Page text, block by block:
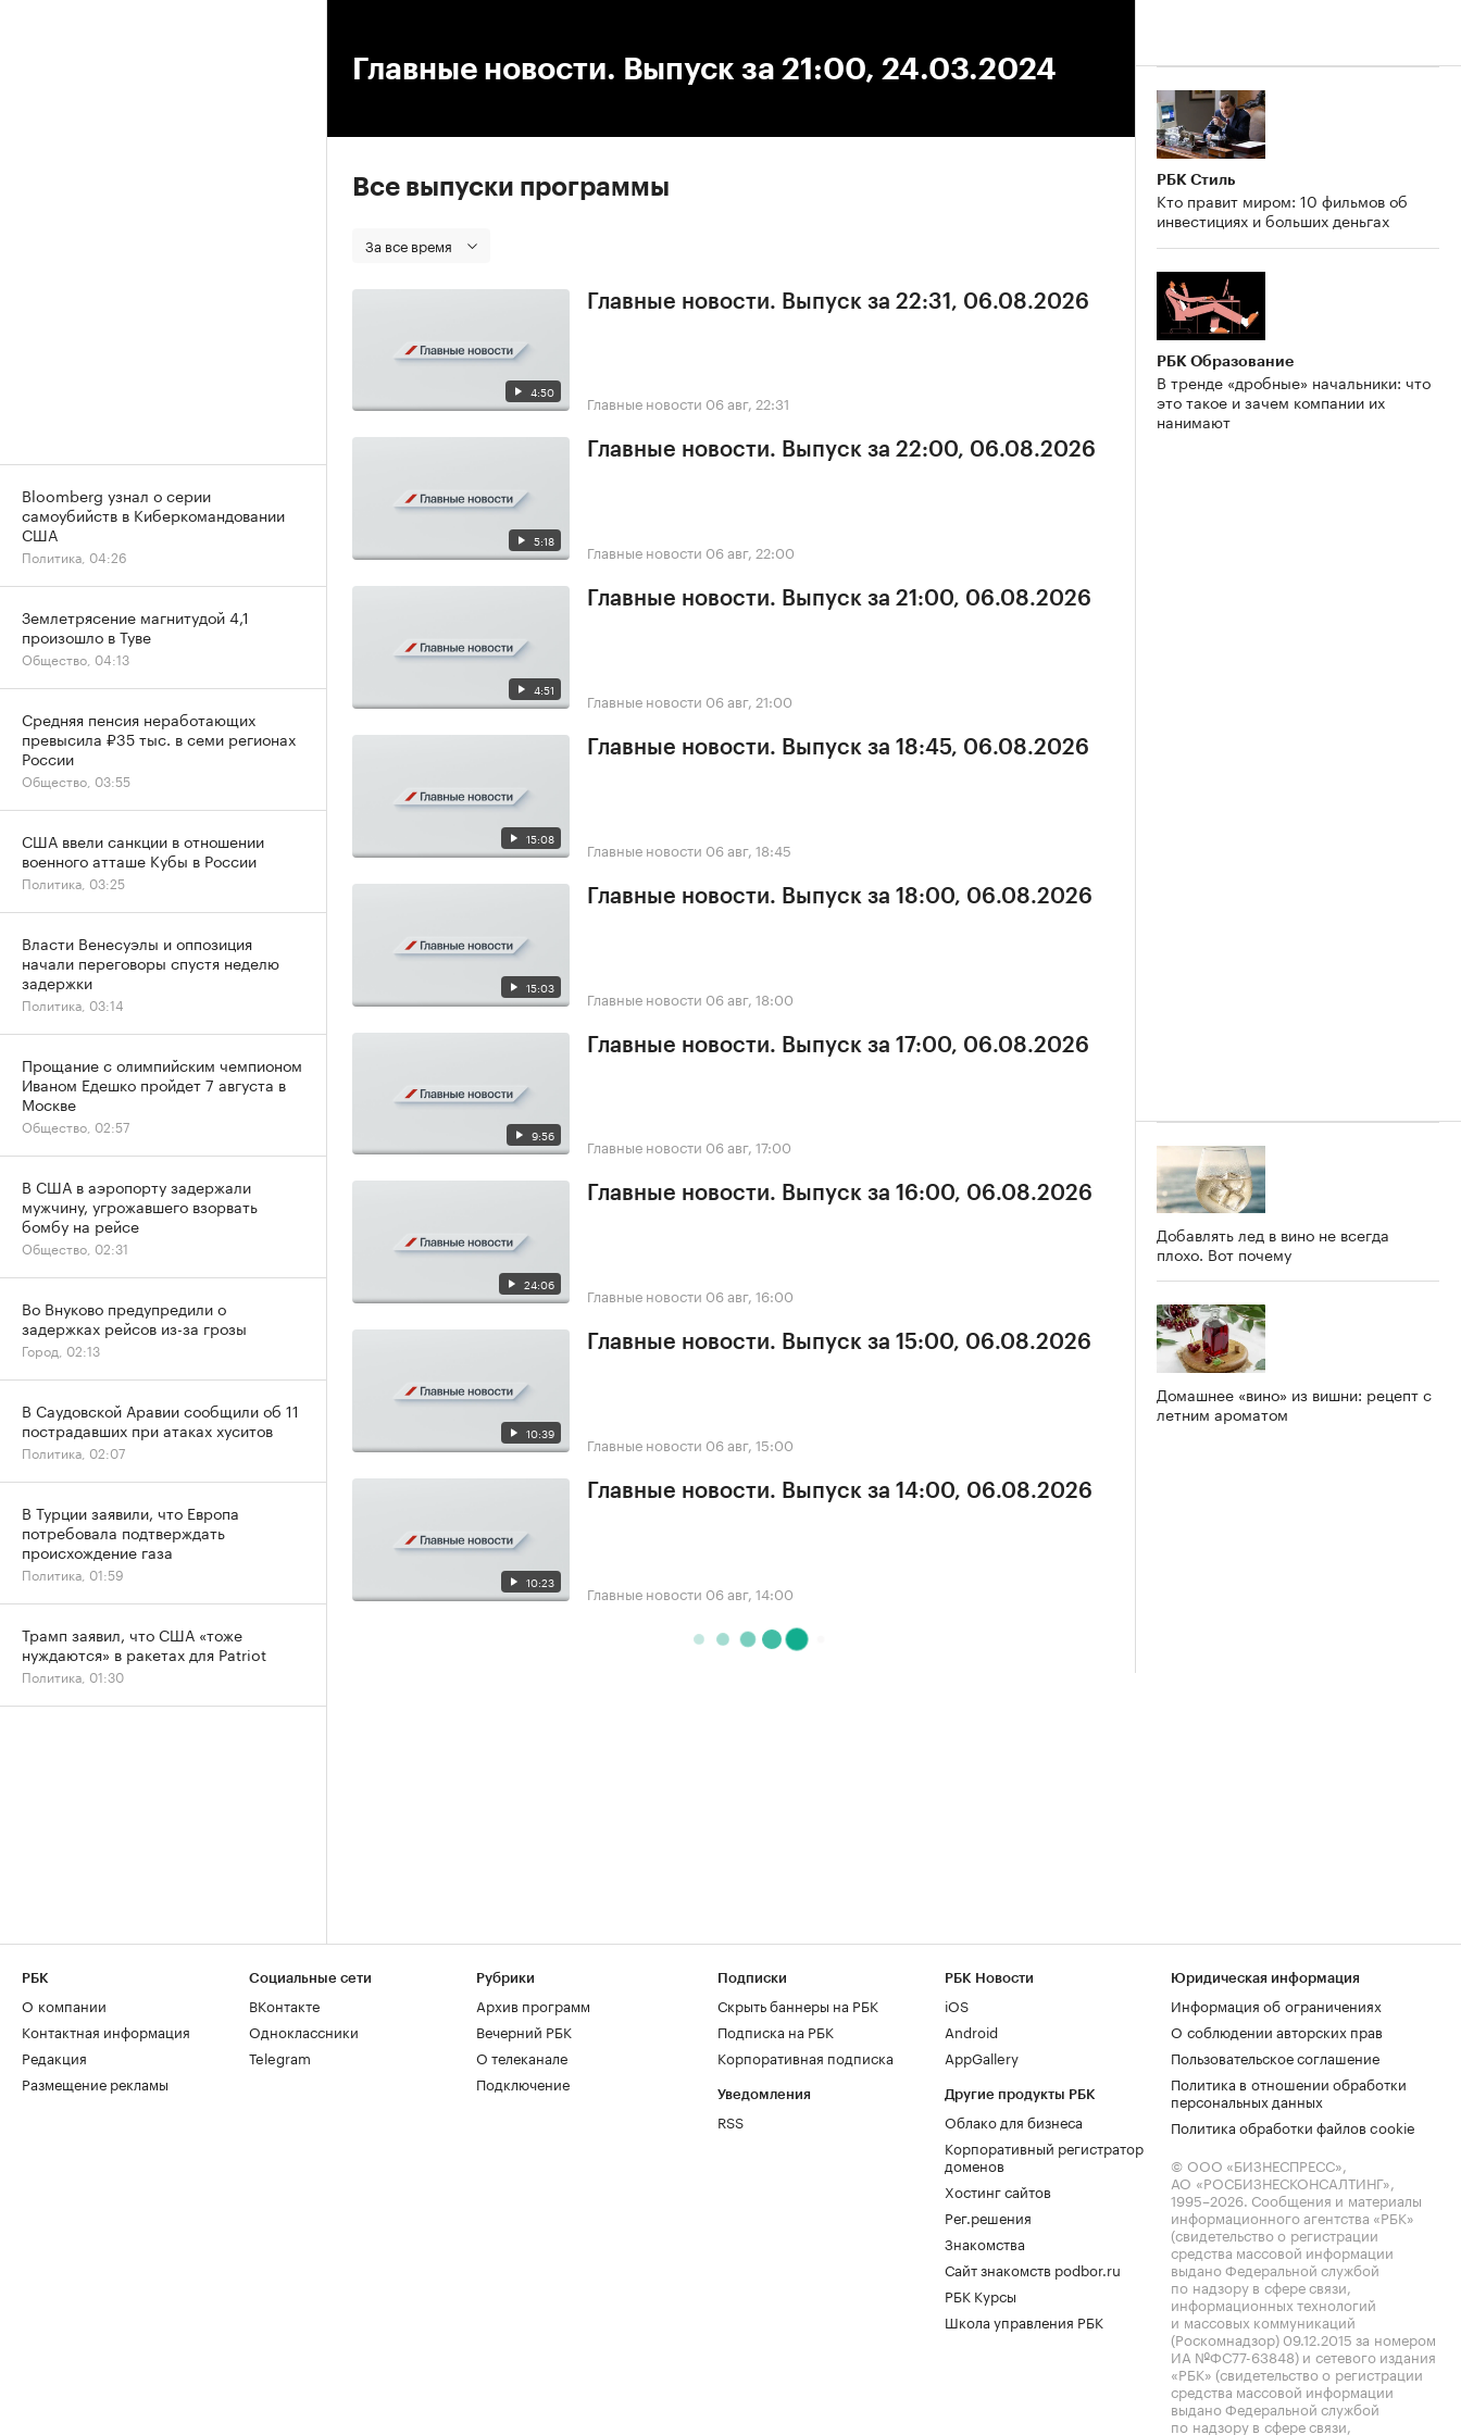
Главные новости. Выпуск за 21:00, 24.03.2024
Все выпуски программы
За все время
4:50
Главные новости. Выпуск за 22:31, 06.08.2026
Главные новости 06 авг, 22:31
5:18
Главные новости. Выпуск за 22:00, 06.08.2026
Главные новости 06 авг, 22:00
4:51
Главные новости. Выпуск за 21:00, 06.08.2026
Главные новости 06 авг, 21:00
15:08
Главные новости. Выпуск за 18:45, 06.08.2026
Главные новости 06 авг, 18:45
15:03
Главные новости. Выпуск за 18:00, 06.08.2026
Главные новости 06 авг, 18:00
9:56
Главные новости. Выпуск за 17:00, 06.08.2026
Главные новости 06 авг, 17:00
24:06
Главные новости. Выпуск за 16:00, 06.08.2026
Главные новости 06 авг, 16:00
10:39
Главные новости. Выпуск за 15:00, 06.08.2026
Главные новости 06 авг, 15:00
10:23
Главные новости. Выпуск за 14:00, 06.08.2026
Главные новости 06 авг, 14:00
РБК Стиль
Кто правит миром: 10 фильмов об
инвестициях и больших деньгах
РБК Образование
В тренде «дробные» начальники: что
это такое и зачем компании их
нанимают
Добавлять лед в вино не всегда
плохо. Вот почему
Домашнее «вино» из вишни: рецепт с
летним ароматом
Bloomberg узнал о серии
самоубийств в Киберкомандовании
США
Политика, 04:26
Землетрясение магнитудой 4,1
произошло в Туве
Общество, 04:13
Средняя пенсия неработающих
превысила ₽35 тыс. в семи регионах
России
Общество, 03:55
США ввели санкции в отношении
военного атташе Кубы в России
Политика, 03:25
Власти Венесуэлы и оппозиция
начали переговоры спустя неделю
задержки
Политика, 03:14
Прощание с олимпийским чемпионом
Иваном Едешко пройдет 7 августа в
Москве
Общество, 02:57
В США в аэропорту задержали
мужчину, угрожавшего взорвать
бомбу на рейсе
Общество, 02:31
Во Внуково предупредили о
задержках рейсов из-за грозы
Город, 02:13
В Саудовской Аравии сообщили об 11
пострадавших при атаках хуситов
Политика, 02:07
В Турции заявили, что Европа
потребовала подтверждать
происхождение газа
Политика, 01:59
Трамп заявил, что США «тоже
нуждаются» в ракетах для Patriot
Политика, 01:30
РБК
О компании
Контактная информация
Редакция
Размещение рекламы
Социальные сети
ВКонтакте
Одноклассники
Telegram
Рубрики
Архив программ
Вечерний РБК
О телеканале
Подключение
Подписки
Скрыть баннеры на РБК
Подписка на РБК
Корпоративная подписка
Уведомления
RSS
РБК Новости
iOS
Android
AppGallery
Другие продукты РБК
Облако для бизнеса
Корпоративный регистратор
доменов
Хостинг сайтов
Рег.решения
Знакомства
Сайт знакомств podbor.ru
РБК Курсы
Школа управления РБК
Юридическая информация
Информация об ограничениях
О соблюдении авторских прав
Пользовательское соглашение
Политика в отношении обработки
персональных данных
Политика обработки файлов cookie
© ООО «БИЗНЕСПРЕСС»,
АО «РОСБИЗНЕСКОНСАЛТИНГ»,
1995–2026. Сообщения и материалы
информационного агентства «РБК»
(свидетельство о регистрации
средства массовой информации
выдано Федеральной службой
по надзору в сфере связи,
информационных технологий
и массовых коммуникаций
(Роскомнадзор) 09.12.2015 за номером
ИА №ФС77-63848) и сетевого издания
«РБК» (свидетельство о регистрации
средства массовой информации
выдано Федеральной службой
по надзору в сфере связи,